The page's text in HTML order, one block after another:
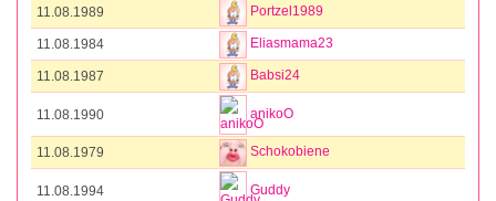
11.08.1989 Portzel1989
11.08.1984 Eliasmama23
11.08.1987 Babsi24
11.08.1990 anikoO
11.08.1979 Schokobiene
11.08.1994 Guddy